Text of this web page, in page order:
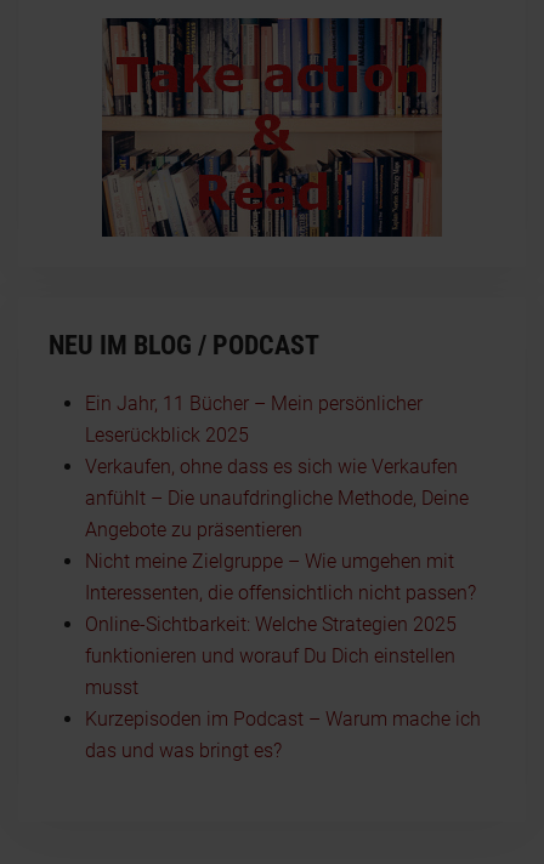
NEU IM BLOG / PODCAST
Ein Jahr, 11 Bücher – Mein persönlicher
Leserückblick 2025
Verkaufen, ohne dass es sich wie Verkaufen
anfühlt – Die unaufdringliche Methode, Deine
Angebote zu präsentieren
Nicht meine Zielgruppe – Wie umgehen mit
Interessenten, die offensichtlich nicht passen?
Online-Sichtbarkeit: Welche Strategien 2025
funktionieren und worauf Du Dich einstellen
musst
Kurzepisoden im Podcast – Warum mache ich
das und was bringt es?